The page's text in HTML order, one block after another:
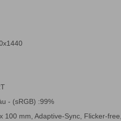
- (sRGB) :99%
100 mm, Adaptive-Sync, Flicker-free,